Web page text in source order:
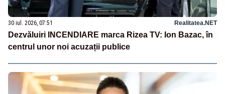
30 iul. 2026, 07:51 Realitatea.NET
Dezvăluiri INCENDIARE marca Rizea TV: Ion Bazac, în
centrul unor noi acuzații publice